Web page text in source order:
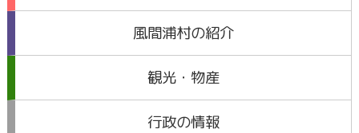
風間浦村の紹介
観光・物産
行政の情報